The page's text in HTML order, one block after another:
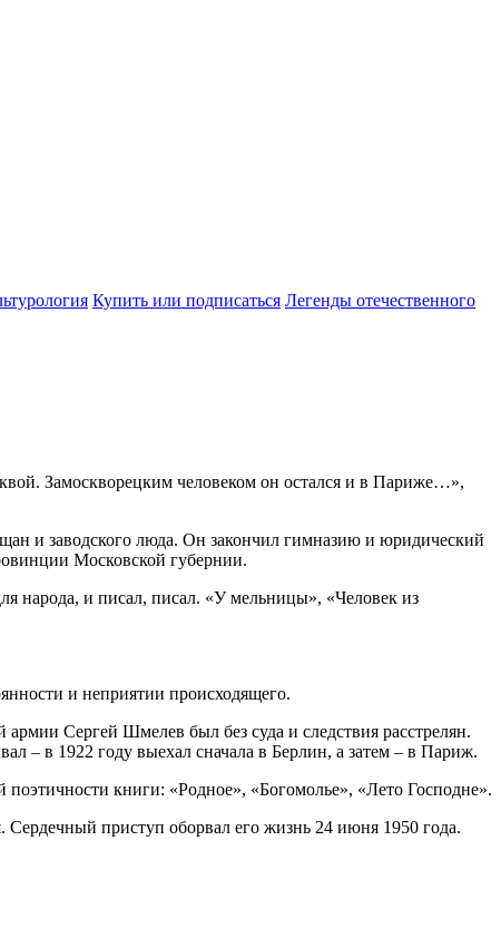
Купить или подписаться Легенды отечественного
Замоскворецким человеком он остался и в Париже…»,
и заводского люда. Он закончил гимназию и юридический
Московской губернии.
народа, и писал, писал. «У мельницы», «Человек из
и неприятии происходящего.
Сергей Шмелев был без суда и следствия расстрелян.
– в 1922 году выехал сначала в Берлин, а затем – в Париж.
книги: «Родное», «Богомолье», «Лето Господне».
приступ оборвал его жизнь 24 июня 1950 года.